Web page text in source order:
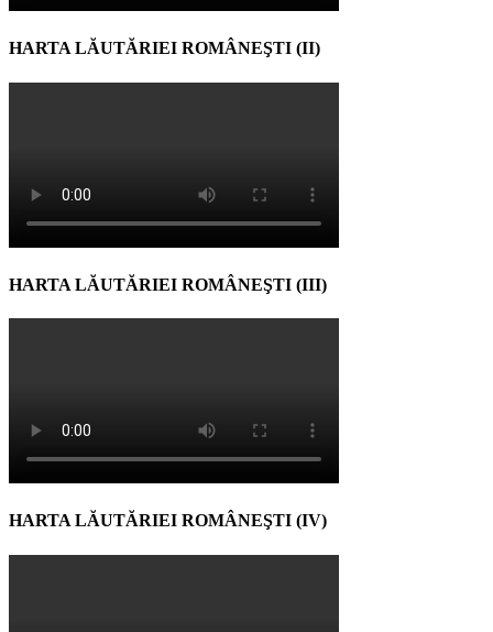
HARTA LĂUTĂRIEI ROMÂNEŞTI (II)
HARTA LĂUTĂRIEI ROMÂNEŞTI (III)
HARTA LĂUTĂRIEI ROMÂNEŞTI (IV)